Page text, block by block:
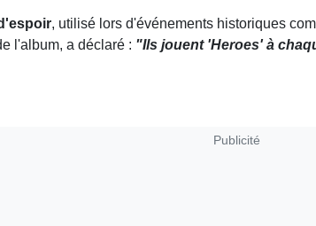
, utilisé lors d'événements historiques
l'album, a déclaré : "Ils jouent 'Heroes' à
Publicité